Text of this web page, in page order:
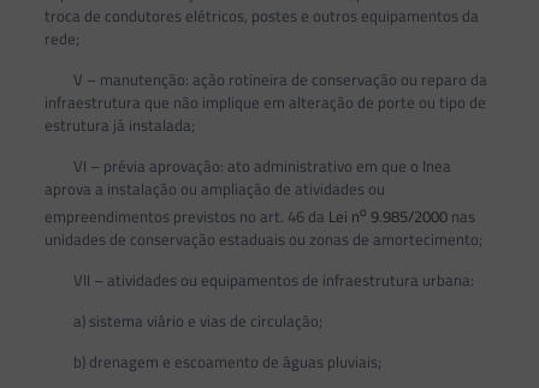
troca de condutores elétricos, postes e outros equipamentos da
rede;
V – manutenção: ação rotineira de conservação ou reparo da
infraestrutura que não implique em alteração de porte ou tipo de
estrutura já instalada;
VI – prévia aprovação: ato administrativo em que o Inea
aprova a instalação ou ampliação de atividades ou
empreendimentos previstos no art. 46 da Lei no 9.985/2000nas
unidades de conservação estaduais ou zonas de amortecimento;
VII – atividades ou equipamentos de infraestrutura urbana:
a) sistema viário e vias de circulação;
b) drenagem e escoamento de águas pluviais;